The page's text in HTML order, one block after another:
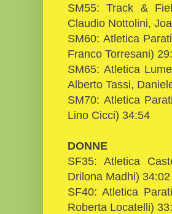
SM55: Track &
Claudio Nottolini,
SM60: Atletica
Franco Torresani)
SM65: Atletica
Alberto Tassi,
SM70: Atletica
Lino Cicci) 34:54
DONNE
SF35: Atletica
Drilona Madhi) 34:02
SF40: Atletica
Roberta Locatelli)